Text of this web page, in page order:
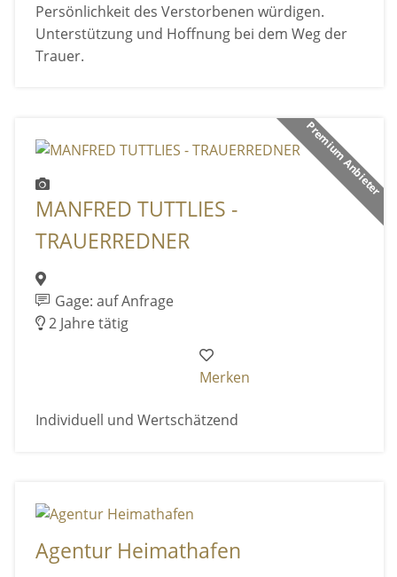
Persönlichkeit des Verstorbenen würdigen.
Unterstützung und Hoffnung bei dem Weg der
Trauer.
Premium Anbieter
MANFRED TUTTLIES -
TRAUERREDNER
Gage: auf Anfrage
2 Jahre tätig
Merken
Individuell und Wertschätzend
Agentur Heimathafen